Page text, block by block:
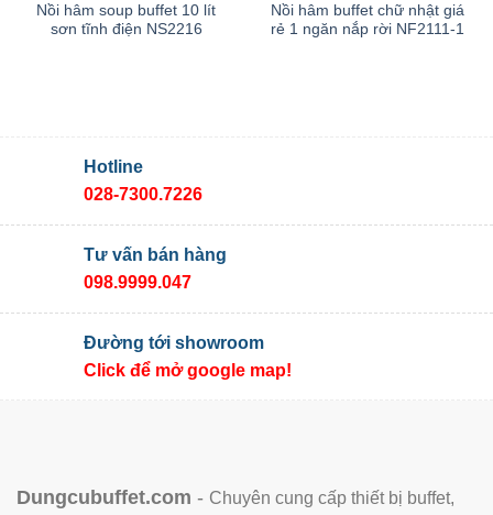
Nồi hâm soup buffet 10 lít
sơn tĩnh điện NS2216
Nồi hâm buffet chữ nhật giá
rẻ 1 ngăn nắp rời NF2111-1
Hotline
028-7300.7226
Tư vấn bán hàng
098.9999.047
Đường tới showroom
Click để mở google map!
Dungcubuffet.com - Chuyên cung cấp thiết bị buffet,